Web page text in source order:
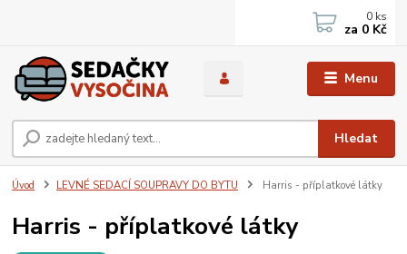
Menu
Hledat
0 ks
za 0 Kč
Úvod LEVNÉ SEDACÍ SOUPRAVY DO BYTU Harris - příplatkové látky
Harris - příplatkové látky